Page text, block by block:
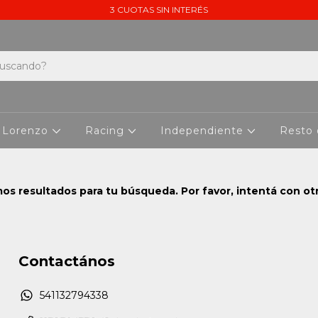
3 CUOTAS SIN INTERÉS
Lorenzo Racing Independiente Resto
resultados para tu búsqueda. Por favor, intentá con
Contactános
541132794338